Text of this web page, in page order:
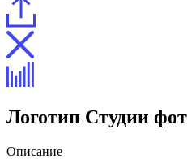
Логотип Студии
Описание